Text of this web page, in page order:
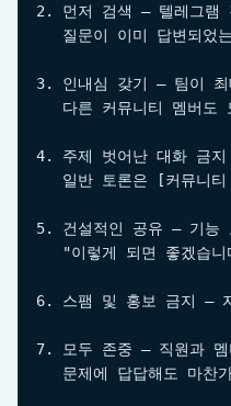
2. 먼저 검색 — 텔레그램
질문이 이미 답변되었
3. 인내심 갖기 — 팀이 최
다른 커뮤니티 멤버도
4. 주제 벗어난 대화 금
일반 토론은 [커뮤니
5. 건설적인 공유 — 기능
"이렇게 되면 좋겠습니
6. 스팸 및 홍보 금지 —
7. 모두 존중 — 직원과 멤
문제에 답답해도 마찬